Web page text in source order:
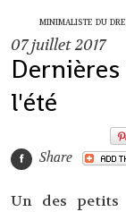
minimaliste du
07juillet 2017
l'été
Share
Un des